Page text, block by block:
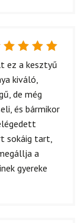
ez a kesztyű
kiváló,
de még
és bármikor
sokáig tart,
a
gyereke